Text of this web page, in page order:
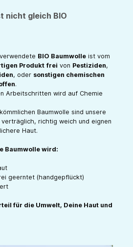
nicht gleich BIO
BIO Baumwolle ist vom
Produkt frei von Pestiziden,
, oder sonstigen chemischen
.
Arbeitschritten wird auf Chemie
Baumwolle sind unsere
richtig weich und eignen
Haut.
Baumwolle wird:
geerntet (handgepflückt)
für die Umwelt, Deine Haut und